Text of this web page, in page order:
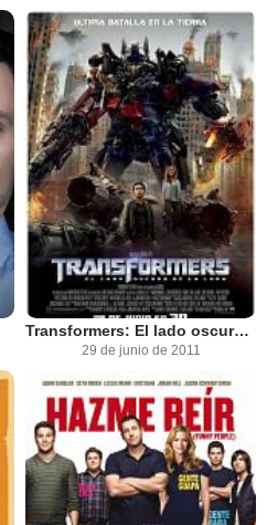
Transformers: El lado oscuro de la luna
29 de junio de 2011